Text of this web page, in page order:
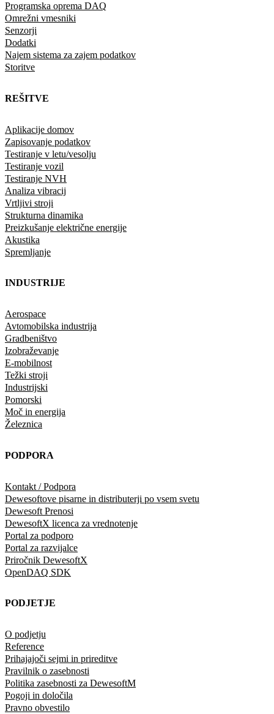
Programska oprema DAQ
Omrežni vmesniki
Senzorji
Dodatki
Najem sistema za zajem podatkov
Storitve
REŠITVE
Aplikacije domov
Zapisovanje podatkov
Testiranje v letu/vesolju
Testiranje vozil
Testiranje NVH
Analiza vibracij
Vrtljivi stroji
Strukturna dinamika
Preizkušanje električne energije
Akustika
Spremljanje
INDUSTRIJE
Aerospace
Avtomobilska industrija
Gradbeništvo
Izobraževanje
E-mobilnost
Težki stroji
Industrijski
Pomorski
Moč in energija
Železnica
PODPORA
Kontakt / Podpora
Dewesoftove pisarne in distributerji po vsem svetu
Dewesoft Prenosi
DewesoftX licenca za vrednotenje
Portal za podporo
Portal za razvijalce
Priročnik DewesoftX
OpenDAQ SDK
PODJETJE
O podjetju
Reference
Prihajajoči sejmi in prireditve
Pravilnik o zasebnosti
Politika zasebnosti za DewesoftM
Pogoji in določila
Pravno obvestilo